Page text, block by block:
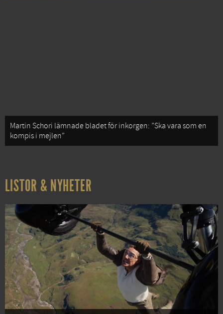
Martin Schori lämnade bladet för inkorgen: ”Ska vara som en
kompis i mejlen”
LISTOR & NYHETER